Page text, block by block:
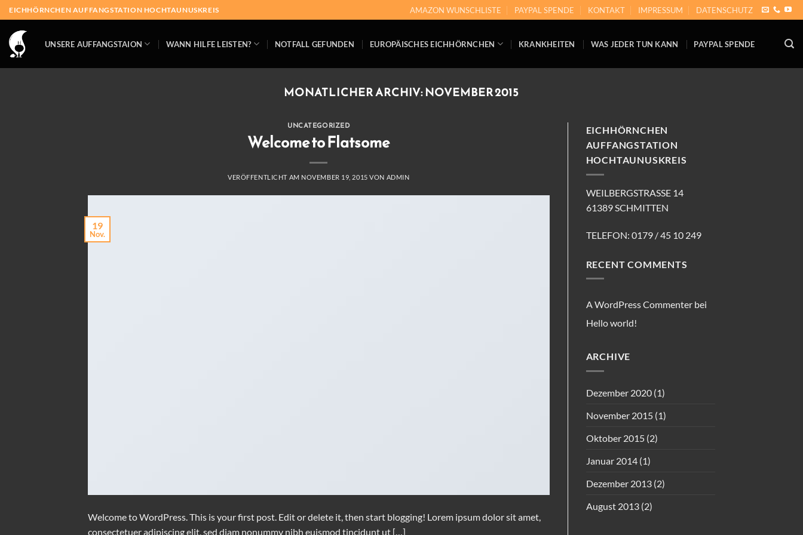
Skip
to
content
EICHHÖRNCHEN AUFFANGSTATION HOCHTAUNUSKREIS AMAZON WUNSCHLISTE PAYPAL SPENDE KONTAKT IMPRESSUM DATENSCHUTZ
UNSERE AUFFANGSTAION WANN HILFE LEISTEN? NOTFALL GEFUNDEN EUROPÄISCHES EICHHÖRNCHEN KRANKHEITEN WAS JEDER TUN KANN PAYPAL SPENDE
MONATLICHER ARCHIV:NOVEMBER 2015
UNCATEGORIZED
Welcome to Flatsome
VERÖFFENTLICHT AM NOVEMBER 19, 2015 VON ADMIN
19
Nov.
Welcome to WordPress. This is your first post. Edit or delete it, then start blogging! Lorem ipsum dolor sit amet,
consectetuer adipiscing elit, sed diam nonummy nibh euismod tincidunt ut […]
EICHHÖRNCHEN
AUFFANGSTATION
HOCHTAUNUSKREIS
WEILBERGSTRASSE 14
61389 SCHMITTEN
TELEFON: 0179 / 45 10 249
RECENT COMMENTS
A WordPress Commenterbei
Hello world!
ARCHIVE
Dezember 2020(1)
November 2015(1)
Oktober 2015(2)
Januar 2014(1)
Dezember 2013(2)
August 2013(2)